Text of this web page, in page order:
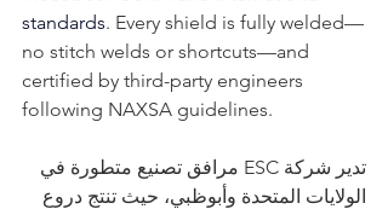
standards. Every shield is fully welded—
no stitch welds or shortcuts—and
certified by third-party engineers
following NAXSA guidelines.
تدير شركة ESC مرافق تصنيع متطورة في
الولايات المتحدة وأبوظبي، حيث تنتج دروع